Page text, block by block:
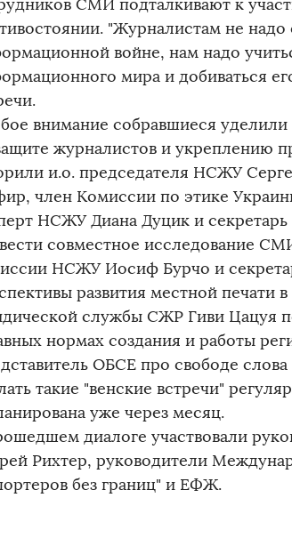
СМИ подталкивают к
"Журналистам не надо
войне, нам надо
мира и добиваться
внимание собравшиеся
журналистов и укреплению
и.о. председателя НСЖУ
член Комиссии по этике
НСЖУ Диана Дуцик и
совместное исследование
НСЖУ Иосиф Бурчо и
развития местной печати
службы СЖР Гиви Цацуя
нормах создания и работы
ОБСЕ про свободе
такие "венские встречи"
уже через месяц.
диалоге участвовали
Рихтер, руководители
без границ" и ЕФЖ.